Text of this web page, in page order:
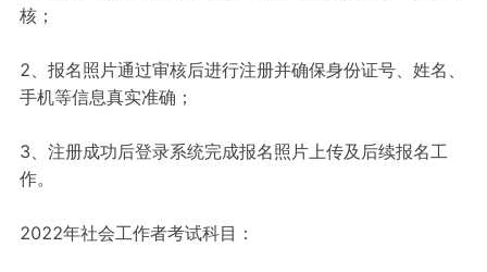
核；
2、报名照片通过审核后进行注册并确保身份证号、姓名、
手机等信息真实准确；
3、注册成功后登录系统完成报名照片上传及后续报名工
作。
2022年社会工作者考试科目：